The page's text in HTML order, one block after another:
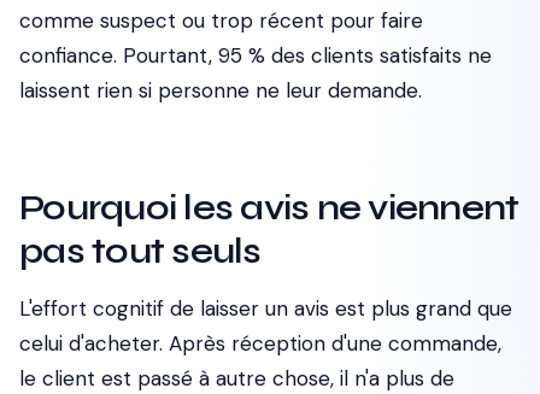
comme suspect ou trop récent pour faire
confiance. Pourtant, 95 % des clients satisfaits ne
laissent rien si personne ne leur demande.
Pourquoi les avis ne viennent
pas tout seuls
L'effort cognitif de laisser un avis est plus grand que
celui d'acheter. Après réception d'une commande,
le client est passé à autre chose, il n'a plus de